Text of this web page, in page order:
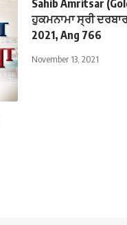
Sahib Amritsar
ਹੁਕਮਨਾਮਾ ਸ੍ਰੀ
2021, Ang 766
November 13, 2021